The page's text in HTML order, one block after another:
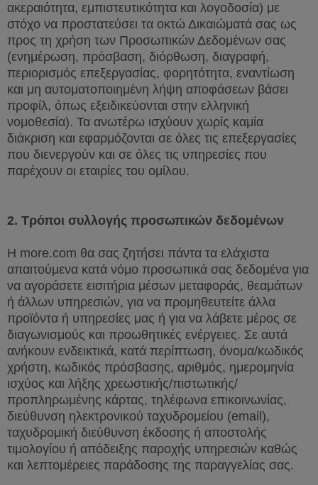
ακεραιότητα, εμπιστευτικότητα και λογοδοσία) με
στόχο να προστατεύσει τα οκτώ Δικαιώματά σας ως
προς τη χρήση των Προσωπικών Δεδομένων σας
(ενημέρωση, πρόσβαση, διόρθωση, διαγραφή,
περιορισμός επεξεργασίας, φορητότητα, εναντίωση
και μη αυτοματοποιημένη λήψη αποφάσεων βάσει
προφίλ, όπως εξειδικεύονται στην ελληνική
νομοθεσία). Τα ανωτέρω ισχύουν χωρίς καμία
διάκριση και εφαρμόζονται σε όλες τις επεξεργασίες
που διενεργούν και σε όλες τις υπηρεσίες που
παρέχουν οι εταιρίες του ομίλου.
2. Τρόποι συλλογής προσωπικών δεδομένων
Η more.com θα σας ζητήσει πάντα τα ελάχιστα
απαιτούμενα κατά νόμο προσωπικά σας δεδομένα για
να αγοράσετε εισιτήρια μέσων μεταφοράς, θεαμάτων
ή άλλων υπηρεσιών, για να προμηθευτείτε άλλα
προϊόντα ή υπηρεσίες μας ή για να λάβετε μέρος σε
διαγωνισμούς και προωθητικές ενέργειες. Σε αυτά
ανήκουν ενδεικτικά, κατά περίπτωση, όνομα/κωδικός
χρήστη, κωδικός πρόσβασης, αριθμός, ημερομηνία
ισχύος και λήξης χρεωστικής/πιστωτικής/
προπληρωμένης κάρτας, τηλέφωνα επικοινωνίας,
διεύθυνση ηλεκτρονικού ταχυδρομείου (email ),
ταχυδρομική διεύθυνση έκδοσης ή αποστολής
τιμολογίου ή απόδειξης παροχής υπηρεσιών καθώς
και λεπτομέρειες παράδοσης της παραγγελίας σας.